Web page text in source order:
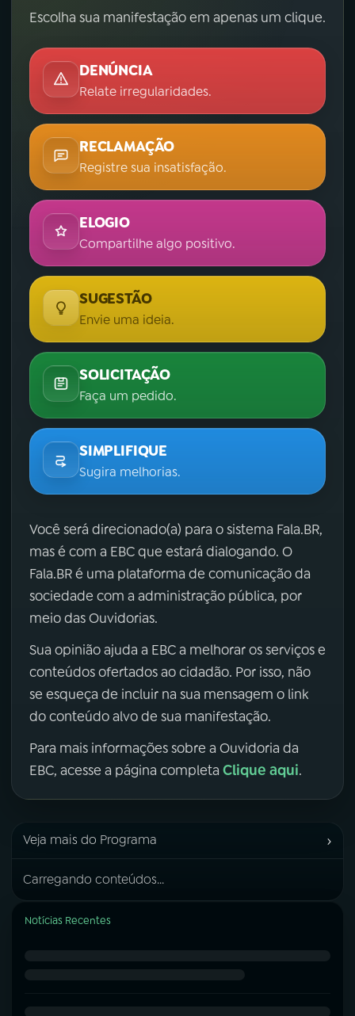
Escolha sua manifestação em apenas um clique.
DENÚNCIA
Relate irregularidades.
RECLAMAÇÃO
Registre sua insatisfação.
ELOGIO
Compartilhe algo positivo.
SUGESTÃO
Envie uma ideia.
SOLICITAÇÃO
Faça um pedido.
SIMPLIFIQUE
Sugira melhorias.
Você será direcionado(a) para o sistema Fala.BR,
mas é com a EBC que estará dialogando. O
Fala.BR é uma plataforma de comunicação da
sociedade com a administração pública, por
meio das Ouvidorias.
Sua opinião ajuda a EBC a melhorar os serviços e
conteúdos ofertados ao cidadão. Por isso, não
se esqueça de incluir na sua mensagem o link
do conteúdo alvo de sua manifestação.
Para mais informações sobre a Ouvidoria da
EBC, acesse a página completa Clique aqui.
Veja mais do Programa ›
Carregando conteúdos...
Notícias Recentes